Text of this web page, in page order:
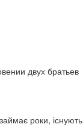
двух братьев
роки, існують